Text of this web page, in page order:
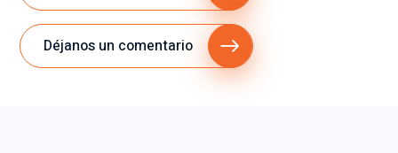
Déjanos un comentario